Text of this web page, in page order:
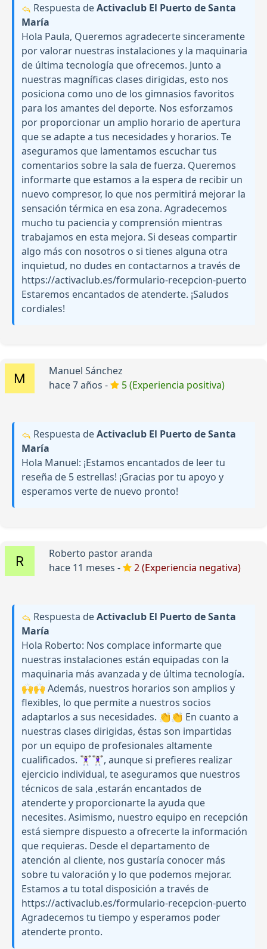
Respuesta deActivaclub El Puerto de Santa
María
Hola Paula, Queremos agradecerte sinceramente
por valorar nuestras instalaciones y la maquinaria
de última tecnología que ofrecemos. Junto a
nuestras magníficas clases dirigidas, esto nos
posiciona como uno de los gimnasios favoritos
para los amantes del deporte. Nos esforzamos
por proporcionar un amplio horario de apertura
que se adapte a tus necesidades y horarios. Te
aseguramos que lamentamos escuchar tus
comentarios sobre la sala de fuerza. Queremos
informarte que estamos a la espera de recibir un
nuevo compresor, lo que nos permitirá mejorar la
sensación térmica en esa zona. Agradecemos
mucho tu paciencia y comprensión mientras
trabajamos en esta mejora. Si deseas compartir
algo más con nosotros o si tienes alguna otra
inquietud, no dudes en contactarnos a través de
https://activaclub.es/formulario-recepcion-puerto
Estaremos encantados de atenderte. ¡Saludos
cordiales!
Manuel Sánchez
hace 7 años -
5 (Experiencia positiva)
Respuesta deActivaclub El Puerto de Santa
María
Hola Manuel: ¡Estamos encantados de leer tu
reseña de 5 estrellas! ¡Gracias por tu apoyo y
esperamos verte de nuevo pronto!
Roberto pastor aranda
hace 11 meses -
2 (Experiencia negativa)
Respuesta deActivaclub El Puerto de Santa
María
Hola Roberto: Nos complace informarte que
nuestras instalaciones están equipadas con la
maquinaria más avanzada y de última tecnología.
🙌🙌 Además, nuestros horarios son amplios y
flexibles, lo que permite a nuestros socios
adaptarlos a sus necesidades. 👏👏 En cuanto a
nuestras clases dirigidas, éstas son impartidas
por un equipo de profesionales altamente
cualificados. 🏋🏻‍♀️🏋🏻‍♀️, aunque si prefieres realizar
ejercicio individual, te aseguramos que nuestros
técnicos de sala ,estarán encantados de
atenderte y proporcionarte la ayuda que
necesites. Asimismo, nuestro equipo en recepción
está siempre dispuesto a ofrecerte la información
que requieras. Desde el departamento de
atención al cliente, nos gustaría conocer más
sobre tu valoración y lo que podemos mejorar.
Estamos a tu total disposición a través de
https://activaclub.es/formulario-recepcion-puerto
Agradecemos tu tiempo y esperamos poder
atenderte pronto.